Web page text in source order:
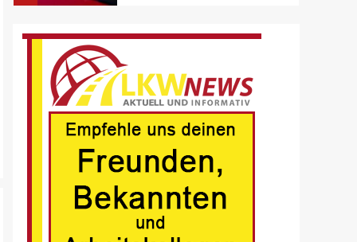
BRANCHEN-NEWS (DE)
Deutschen
Nachhaltigkeitspreis
BRANCHEN-NEWS (DE)
MAN Engines präsentiert
nächste Generation der
bewährten Baureihe MAN
E32
BLAULICHT DE